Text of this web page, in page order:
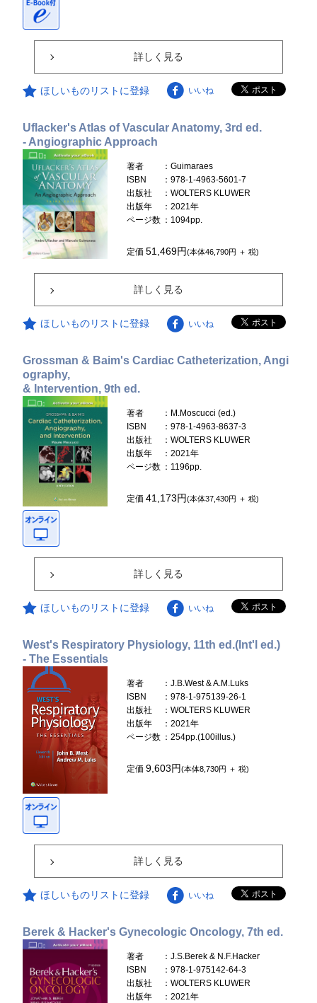
詳しく見る
ほしいものリストに登録 いいね
Uflacker's Atlas of Vascular Anatomy, 3rd ed.
- Angiographic Approach
著者
：Guimaraes
ISBN
：978-1-4963-5601-7
出版社
：WOLTERS KLUWER
出版年
：2021年
ページ数 ：1094pp.
定価51,469円(本体46,790円 ＋ 税)
詳しく見る
ほしいものリストに登録 いいね
Grossman & Baim's Cardiac Catheterization, Angi
ography,
& Intervention, 9th ed.
著者
：M.Moscucci (ed.)
ISBN
：978-1-4963-8637-3
出版社
：WOLTERS KLUWER
出版年
：2021年
ページ数 ：1196pp.
定価41,173円(本体37,430円 ＋ 税)
詳しく見る
ほしいものリストに登録 いいね
West's Respiratory Physiology, 11th ed.(Int'l ed.)
- The Essentials
著者
：J.B.West & A.M.Luks
ISBN
：978-1-975139-26-1
出版社
：WOLTERS KLUWER
出版年
：2021年
ページ数 ：254pp.(100illus.)
定価9,603円(本体8,730円 ＋ 税)
詳しく見る
ほしいものリストに登録 いいね
Berek & Hacker's Gynecologic Oncology, 7th ed.
著者
：J.S.Berek & N.F.Hacker
ISBN
：978-1-975142-64-3
出版社
：WOLTERS KLUWER
出版年
：2021年